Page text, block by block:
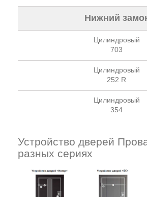
Нижний
Цилиндровый
703
Цилиндровый
252 R
Цилиндровый
354
Устройство дверей
разных сериях